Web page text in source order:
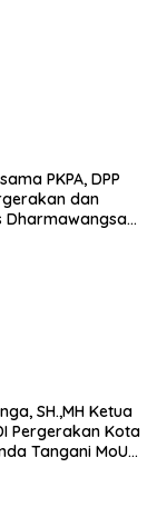
PKPA, DPP
dan
Dharmawangsa
SH.,MH Ketua
Pergerakan Kota
Tangani MoU